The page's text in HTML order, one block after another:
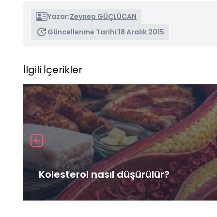
Yazar:Zeynep GÜÇLÜCAN
Güncellenme Tarihi:18 Aralık 2015
İlgili İçerikler
Kolesterol nasıl düşürülür?